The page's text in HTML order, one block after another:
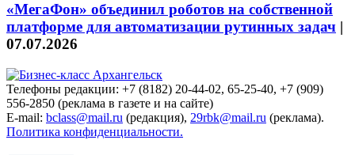
«МегаФон» объединил роботов на собственной
платформе для автоматизации рутинных задач |
07.07.2026
Телефоны редакции: +7 (8182) 20-44-02, 65-25-40, +7 (909)
556-2850 (реклама в газете и на сайте)
E-mail: bclass@mail.ru (редакция), 29rbk@mail.ru (реклама).
Политика конфиденциальности.